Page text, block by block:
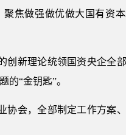
焦做强做优做大国有资
创新理论统领国资央企全
的“金钥匙”。
会，全部制定工作方案、